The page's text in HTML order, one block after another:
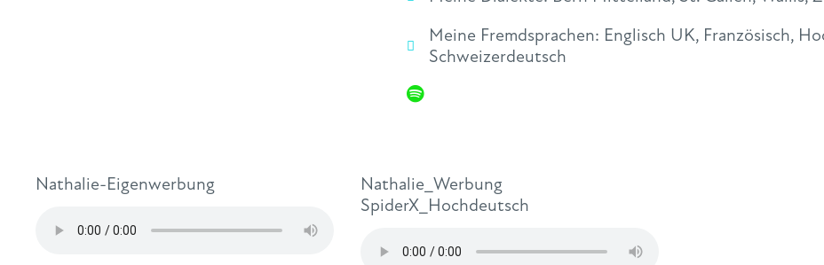
Meine Fremdsprachen: Englisch UK, Französisch,
Schweizerdeutsch
Nathalie-Eigenwerbung
Nathalie_Werbung
SpiderX_Hochdeutsch